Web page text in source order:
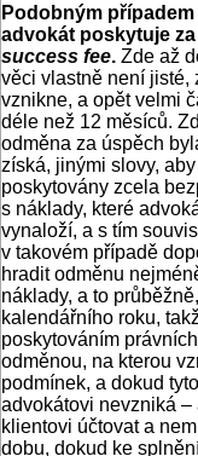
Podobným
advokát poskytuje
success fee. Zde až
věci vlastně není jisté,
vznikne, a opět velmi
déle než 12 měsíců.
odměna za úspěch
získá, jinými slovy,
poskytovány zcela
s náklady, které
vynaloží, a s tím
v takovém případě
hradit odměnu
náklady, a to
kalendářního roku,
poskytováním
odměnou, na kterou
podmínek, a dokud
advokátovi nevzniká
klientovi účtovat a
dobu, dokud ke